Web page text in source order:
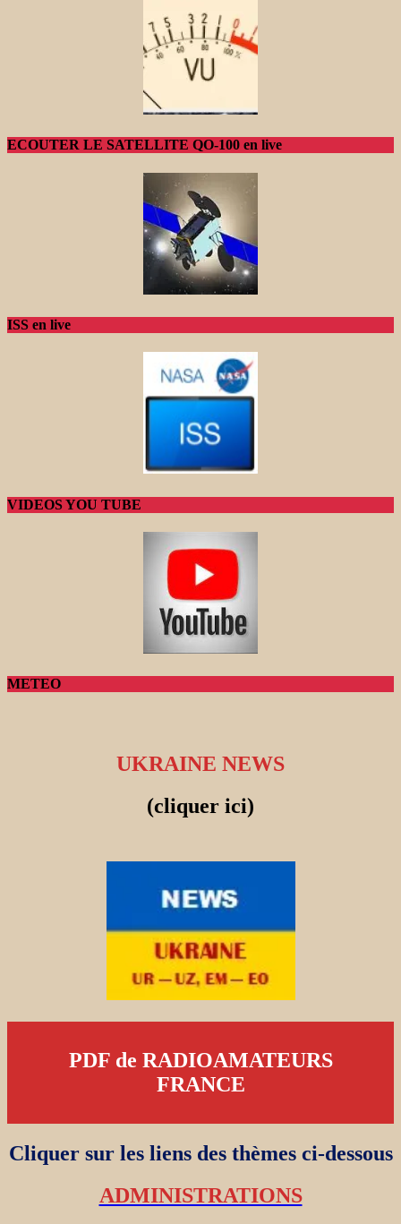
ECOUTER LE SATELLITE QO-100 en live
ISS en live
VIDEOS YOU TUBE
METEO
UKRAINE NEWS
(cliquer ici)
PDF de RADIOAMATEURS
FRANCE
Cliquer sur les liens des thèmes ci-dessous
ADMINISTRATIONS